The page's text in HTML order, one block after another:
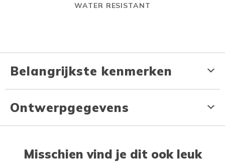
WATER RESISTANT
Belangrijkste kenmerken
Ontwerpgegevens
Misschien vind je dit ook leuk